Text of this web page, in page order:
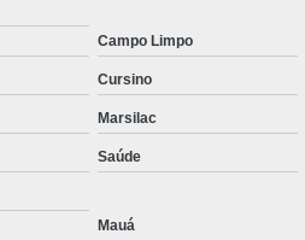
Campo Limpo
Cursino
Marsilac
Saúde
Mauá